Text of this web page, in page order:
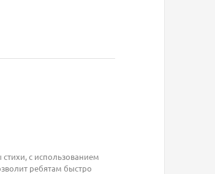
с использованием
ребятам быстро